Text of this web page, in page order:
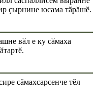
ҫырнине юсама тӑрӑшӗ.
вӑл е ку сӑмаха
сăмахсарсенче тĕл